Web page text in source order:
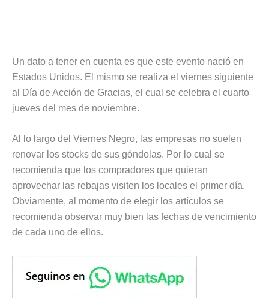
Un dato a tener en cuenta es que este evento nació en
Estados Unidos. El mismo se realiza el viernes siguiente
al Día de Acción de Gracias, el cual se celebra el cuarto
jueves del mes de noviembre.
Al lo largo del Viernes Negro, las empresas no suelen
renovar los stocks de sus góndolas. Por lo cual se
recomienda que los compradores que quieran
aprovechar las rebajas visiten los locales el primer día.
Obviamente, al momento de elegir los artículos se
recomienda observar muy bien las fechas de vencimiento
de cada uno de ellos.